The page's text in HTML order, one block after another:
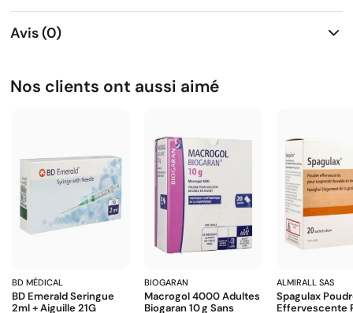
Avis (0)
Nos clients ont aussi aimé
BD MÉDICAL
BD Emerald Seringue
2ml + Aiguille 21G
BIOGARAN
Macrogol 4000 Adultes
Biogaran 10 G Sans
ALMIRALL SAS
Spagulax
Effervescente